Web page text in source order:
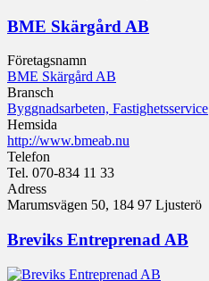
BME Skärgård AB
Företagsnamn
BME Skärgård AB
Bransch
Byggnadsarbeten, Fastighetsservice
Hemsida
http://www.bmeab.nu
Telefon
Tel. 070-834 11 33
Adress
Marumsvägen 50, 184 97 Ljusterö
Breviks Entreprenad AB